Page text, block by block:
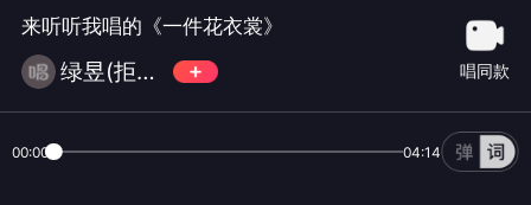
来听听我唱的《一件花衣裳》
绿昱(拒币拒币拒币) 唱同款
00:00 04:14